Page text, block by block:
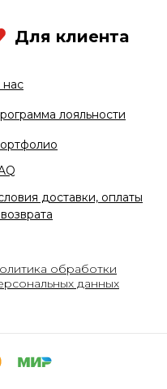
обработки
данных
лояльности
доставки, оплаты
Для клиента